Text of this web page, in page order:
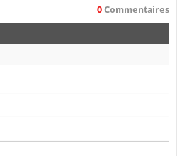
0 Commentaires